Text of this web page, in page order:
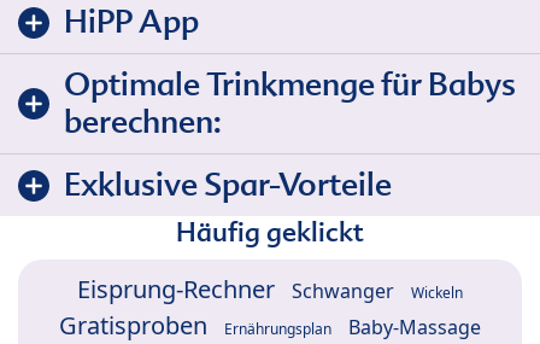
HiPP App
Optimale Trinkmenge für Babys
berechnen:
Exklusive Spar-Vorteile
Häufig geklickt
Eisprung-Rechner Schwanger Wickeln
Gratisproben Ernährungsplan Baby-Massage